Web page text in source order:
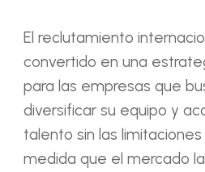
El reclutamiento
convertido en una
para las empresas que
diversificar su equipo y
talento sin las
medida que el mercado